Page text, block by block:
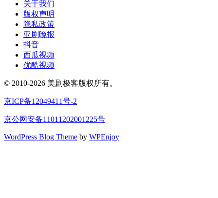
关于我们
版权声明
隐私政策
亚剧晚报
抖音
西瓜视频
优酷视频
© 2010-2026 美剧极客版权所有。
京ICP备12049411号-2
京公网安备11011202001225号
WordPress Blog Theme by WPEnjoy